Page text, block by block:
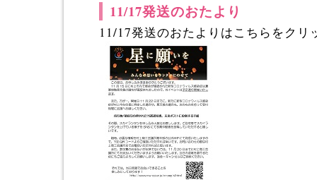
11/17発送のおたより
11/17発送のおたよりはこちらをクリ